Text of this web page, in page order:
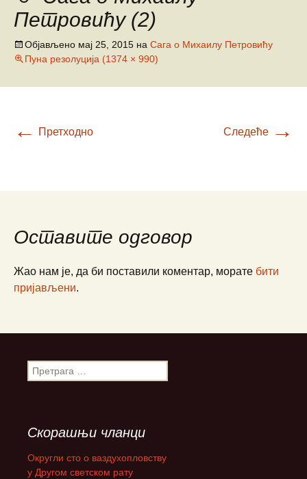
Петровићу (2)
Објављено мај 25, 2015 на Сага о Михаилу Петровићу
Пуна резолуција (1374 × 990)
← Претходно Следеће →
Оставите одговор
Жао нам је, да би поставили коментар, морате бити
пријављени.
П
р
а
г
Скорашњи чланци
Округли сто о ваздухопловству
у Другом светском рату